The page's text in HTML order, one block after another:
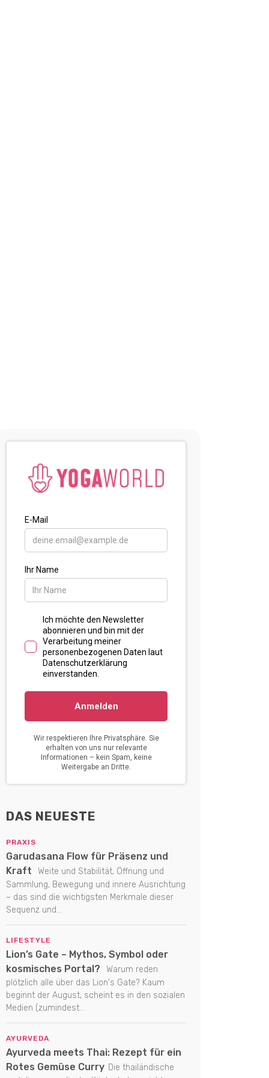
DAS NEUESTE
PRAXIS
Garudasana Flow für Präsenz und
Kraft
Weite und Stabilität, Öffnung und
Sammlung, Bewegung und innere Ausrichtung
– das sind die wichtigsten Merkmale dieser
Sequenz und...
LIFESTYLE
Lion’s Gate – Mythos, Symbol oder
kosmisches Portal?
Warum reden
plötzlich alle über das Lion's Gate? Kaum
beginnt der August, scheint es in den sozialen
Medien (zumindest...
AYURVEDA
Ayurveda meets Thai: Rezept für ein
Rotes Gemüse Curry Die thailändische